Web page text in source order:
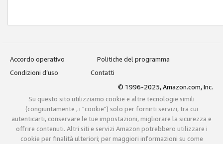
Accordo operativo
Politiche del programma
Condizioni d’uso
Contatti
© 1996-2025, Amazon.com, Inc.
Su questo sito utilizziamo cookie e altre tecnologie simili
(congiuntamente , i "cookie") solo per fornirti servizi, tra cui
autenticarti, conservare le tue impostazioni, migliorare la sicurezza e
offrire contenuti. Altri siti e servizi Amazon potrebbero utilizzare i
cookie per finalità ulteriori; per maggiori informazioni su come